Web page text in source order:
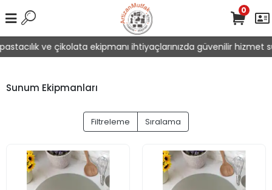
ve çikolata ekipmanı ihtiyaçlarınızda güvenilir hizmet
0
Sunum Ekipmanları
Filtreleme Sıralama